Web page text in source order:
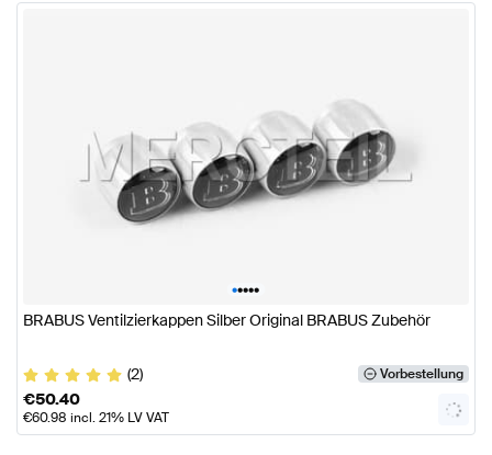
•••••
BRABUS Ventilzierkappen Silber Original BRABUS Zubehör
(2) Vorbestellung
€50.40
€60.98 incl. 21% LV VAT